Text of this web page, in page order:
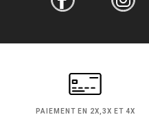
PAIEMENT EN 2X,3X ET 4X